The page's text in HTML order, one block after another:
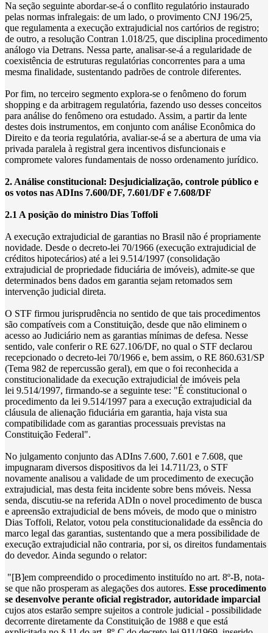
Na seção seguinte abordar-se-á o conflito regulatório instaurado
pelas normas infralegais: de um lado, o provimento CNJ 196/25,
que regulamenta a execução extrajudicial nos cartórios de registro;
de outro, a resolução Contran 1.018/25, que disciplina procedimento
análogo via Detrans. Nessa parte, analisar-se-á a regularidade de
coexistência de estruturas regulatórias concorrentes para a uma
mesma finalidade, sustentando padrões de controle diferentes.
Por fim, no terceiro segmento explora-se o fenômeno do forum
shopping e da arbitragem regulatória, fazendo uso desses conceitos
para análise do fenômeno ora estudado. Assim, a partir da lente
destes dois instrumentos, em conjunto com análise Econômica do
Direito e da teoria regulatória, avaliar-se-á se a abertura de uma via
privada paralela à registral gera incentivos disfuncionais e
compromete valores fundamentais de nosso ordenamento jurídico.
2. Análise constitucional: Desjudicialização, controle público e
os votos nas ADIns 7.600/DF, 7.601/DF e 7.608/DF
2.1 A posição do ministro Dias Toffoli
A execução extrajudicial de garantias no Brasil não é propriamente
novidade. Desde o decreto-lei 70/1966 (execução extrajudicial de
créditos hipotecários) até a lei 9.514/1997 (consolidação
extrajudicial de propriedade fiduciária de imóveis), admite-se que
determinados bens dados em garantia sejam retomados sem
intervenção judicial direta.
O STF firmou jurisprudência no sentido de que tais procedimentos
são compatíveis com a Constituição, desde que não eliminem o
acesso ao Judiciário nem as garantias mínimas de defesa. Nesse
sentido, vale conferir o RE 627.106/DF, no qual o STF declarou
recepcionado o decreto-lei 70/1966 e, bem assim, o RE 860.631/SP
(Tema 982 de repercussão geral), em que o foi reconhecida a
constitucionalidade da execução extrajudicial de imóveis pela
lei 9.514/1997, firmando-se a seguinte tese: "É constitucional o
procedimento da lei 9.514/1997 para a execução extrajudicial da
cláusula de alienação fiduciária em garantia, haja vista sua
compatibilidade com as garantias processuais previstas na
Constituição Federal".
No julgamento conjunto das ADIns 7.600, 7.601 e 7.608, que
impugnaram diversos dispositivos da lei 14.711/23, o STF
novamente analisou a validade de um procedimento de execução
extrajudicial, mas desta feita incidente sobre bens móveis. Nessa
senda, discutiu-se na referida ADIn o novel procedimento de busca
e apreensão extrajudicial de bens móveis, de modo que o ministro
Dias Toffoli, Relator, votou pela constitucionalidade da essência do
marco legal das garantias, sustentando que a mera possibilidade de
execução extrajudicial não contraria, por si, os direitos fundamentais
do devedor. Ainda segundo o relator:
"[B]em compreendido o procedimento instituído no art. 8º-B, nota-
se que não prosperam as alegações dos autores. Esse procedimento
se desenvolve perante oficial registrador, autoridade imparcial
cujos atos estarão sempre sujeitos a controle judicial - possibilidade
decorrente diretamente da Constituição de 1988 e que está